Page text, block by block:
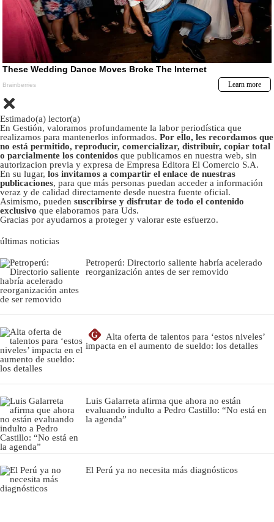
Estimado(a) lector(a)
En Gestión, valoramos profundamente la labor periodística que
realizamos para mantenerlos informados. Por ello, les recordamos que
no está permitido, reproducir, comercializar, distribuir, copiar total
o parcialmente los contenidos que publicamos en nuestra web, sin
autorizacion previa y expresa de Empresa Editora El Comercio S.A.
En su lugar, los invitamos a compartir el enlace de nuestras
publicaciones, para que más personas puedan acceder a información
veraz y de calidad directamente desde nuestra fuente oficial.
Asimismo, pueden suscribirse y disfrutar de todo el contenido
exclusivo que elaboramos para Uds.
Gracias por ayudarnos a proteger y valorar este esfuerzo.
últimas noticias
Petroperú: Directorio saliente habría acelerado
reorganización antes de ser removido
G
Alta oferta de talentos para ‘estos niveles’
impacta en el aumento de sueldo: los detalles
Luis Galarreta afirma que ahora no están
evaluando indulto a Pedro Castillo: “No está en
la agenda”
El Perú ya no necesita más diagnósticos